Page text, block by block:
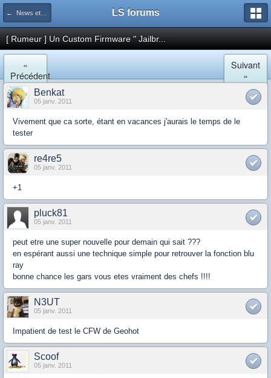
← News et actualités postées sur LS LS forums
[ Rumeur ] Un Custom Firmware " Jailbr...
«
Précédent
Suivant
»
Benkat
05 janv. 2011
Vivement que ca sorte, étant en vacances j'aurais le temps de le
tester
re4re5
05 janv. 2011
+1
pluck81
05 janv. 2011
peut etre une super nouvelle pour demain qui sait ???
en espérant aussi une technique simple pour retrouver la fonction blu
ray
bonne chance les gars vous etes vraiment des chefs !!!!
N3UT
05 janv. 2011
Impatient de test le CFW de Geohot
Scoof
05 janv. 2011